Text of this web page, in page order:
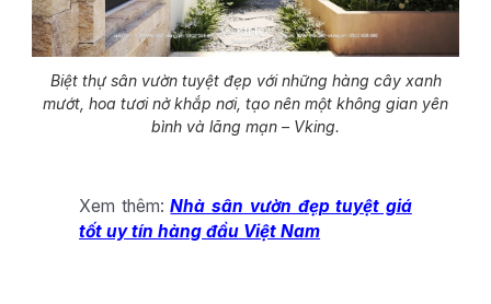
Biệt thự sân vườn tuyệt đẹp với những hàng cây xanh
mướt, hoa tươi nở khắp nơi, tạo nên một không gian yên
bình và lãng mạn – Vking.
Xem thêm:Nhà sân vườn đẹp tuyệt giá
tốt uy tín hàng đầu Việt Nam